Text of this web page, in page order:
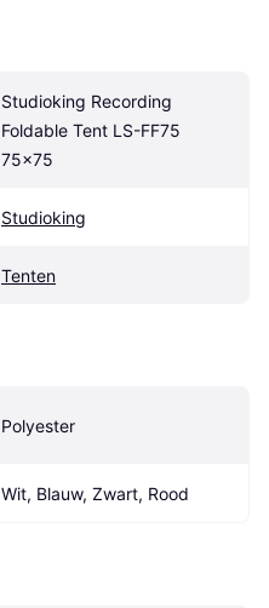
Studioking Recording
Foldable Tent LS-FF75
75x75
Studioking
Tenten
Polyester
Wit, Blauw, Zwart, Rood